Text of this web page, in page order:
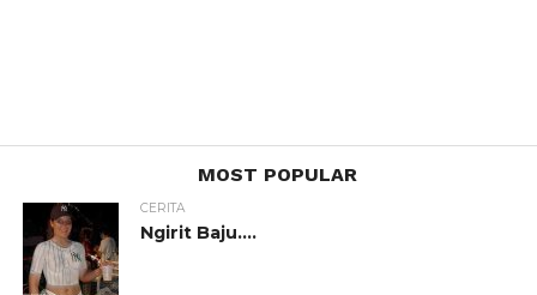
MOST POPULAR
CERITA
Ngirit Baju….